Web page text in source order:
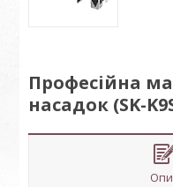
Професійна
насадок (SK-